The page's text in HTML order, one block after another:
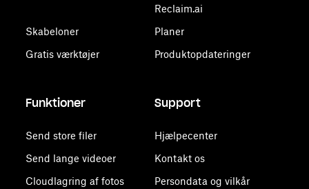
Skabeloner
Gratis værktøjer
Reclaim.ai
Planer
Produktopdateringer
Funktioner
Send store filer
Send lange videoer
Cloudlagring af fotos
Support
Hjælpecenter
Kontakt os
Persondata og vilkår